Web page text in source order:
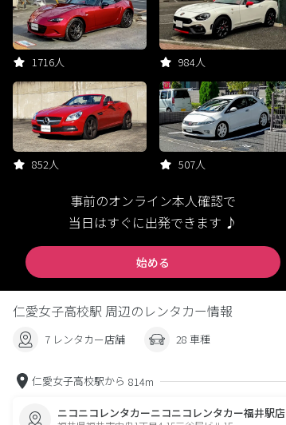
1716人 984人
852人 507人
事前のオンライン本人確認で
当日はすぐに出発できます ♪
始める
仁愛女子高校駅 周辺のレンタカー情報
7 レンタカー店舗 28 車種
仁愛女子高校駅から 814m
ニコニコレンタカーニコニコレンタカー福井駅店